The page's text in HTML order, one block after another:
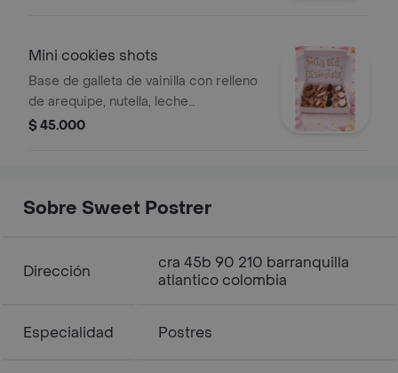
Mini cookies shots
Base de galleta de vainilla con relleno
de arequipe, nutella, leche
condensada y choco arequipe con
$ 45.000
Sobre Sweet Postrer
Dirección
cra 45b 90 210 barranquilla
atlantico colombia
Especialidad Postres